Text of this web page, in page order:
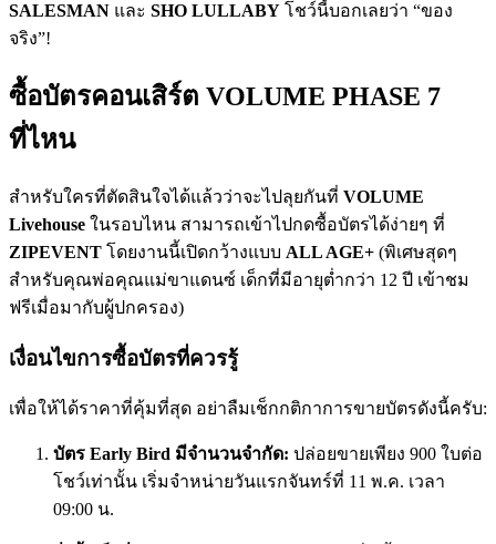
SALESMAN และ SHO LULLABY โชว์นี้บอกเลยว่า “ของ
จริง”!
ซื้อบัตรคอนเสิร์ต VOLUME PHASE 7
ที่ไหน
สำหรับใครที่ตัดสินใจได้แล้วว่าจะไปลุยกันที่ VOLUME
Livehouse ในรอบไหน สามารถเข้าไปกดซื้อบัตรได้ง่ายๆ ที่
ZIPEVENT โดยงานนี้เปิดกว้างแบบ ALL AGE+ (พิเศษสุดๆ
สำหรับคุณพ่อคุณแม่ขาแดนซ์ เด็กที่มีอายุต่ำกว่า 12 ปี เข้าชม
ฟรีเมื่อมากับผู้ปกครอง)
เงื่อนไขการซื้อบัตรที่ควรรู้
เพื่อให้ได้ราคาที่คุ้มที่สุด อย่าลืมเช็กกติกาการขายบัตรดังนี้ครับ:
บัตร Early Bird มีจำนวนจำกัด: ปล่อยขายเพียง 900 ใบต่อ
โชว์เท่านั้น เริ่มจำหน่ายวันแรกจันทร์ที่ 11 พ.ค. เวลา
09:00 น.